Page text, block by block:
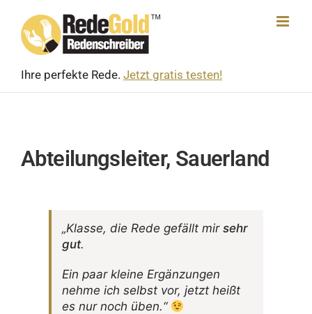
content
Ihre perfekte Rede. Jetzt gratis testen!
Abteilungsleiter, Sauerland
„Klasse, die Rede gefällt mir sehr
gut.
Ein paar kleine Ergän­zungen
nehme ich selbst vor, jetzt heißt
es nur noch üben.“